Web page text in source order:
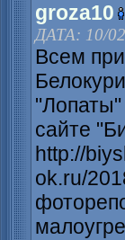
groza10
ДАТА: 10/
Всем
сайте
http://
ok.ru/